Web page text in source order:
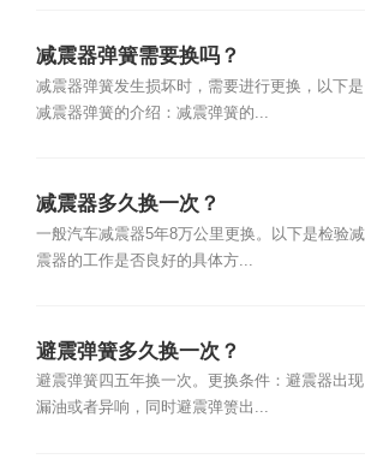
减震器弹簧需要换吗？
减震器弹簧发生损坏时，需要进行更换，以下是
减震器弹簧的介绍：减震弹簧的...
减震器多久换一次？
一般汽车减震器5年8万公里更换。以下是检验减
震器的工作是否良好的具体方...
避震弹簧多久换一次？
避震弹簧四五年换一次。更换条件：避震器出现
漏油或者异响，同时避震弹箦出...